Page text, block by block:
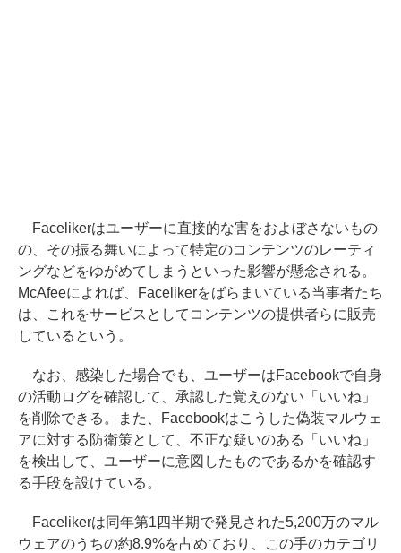
Facelikerはユーザーに直接的な害をおよぼさないもの
の、その振る舞いによって特定のコンテンツのレーティ
ングなどをゆがめてしまうといった影響が懸念される。
McAfeeによれば、Facelikerをばらまいている当事者たち
は、これをサービスとしてコンテンツの提供者らに販売
しているという。
なお、感染した場合でも、ユーザーはFacebookで自身
の活動ログを確認して、承認した覚えのない「いいね」
を削除できる。また、Facebookはこうした偽装マルウェ
アに対する防衛策として、不正な疑いのある「いいね」
を検出して、ユーザーに意図したものであるかを確認す
る手段を設けている。
Facelikerは同年第1四半期で発見された5,200万のマル
ウェアのうちの約8.9%を占めており、この手のカテゴリ